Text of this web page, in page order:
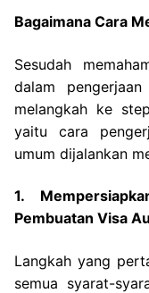
Bagaimana Cara
Sesudah
dalam
melangkah ke
yaitu cara
umum dijalankan
1.
Pembuatan Visa
Langkah yang
semua syarat-